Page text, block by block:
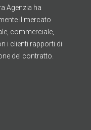
Agenzia ha
il mercato
commerciale,
i clienti rapporti di
del contratto.